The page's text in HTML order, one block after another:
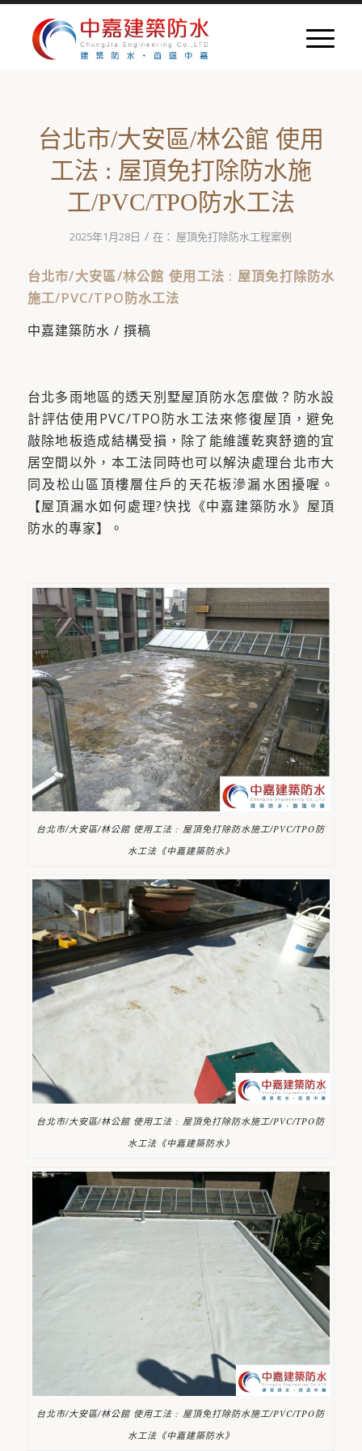
台北市/大安區/林公館 使用
工法 : 屋頂免打除防水施
工/PVC/TPO防水工法
2025年1月28日 / 在： 屋頂免打除防水工程案例
台北市/大安區/林公館 使用工法 : 屋頂免打除防水
施工/PVC/TPO防水工法
中嘉建築防水 / 撰稿
台北多雨地區的透天別墅屋頂防水怎麼做？防水設
計評估使用PVC/TPO防水工法來修復屋頂，避免
敲除地板造成結構受損，除了能維護乾爽舒適的宜
居空間以外，本工法同時也可以解決處理台北市大
同及松山區頂樓層住戶的天花板滲漏水困擾喔。
【屋頂漏水如何處理?快找《中嘉建築防水》屋頂
防水的專家】。
台北市/大安區/林公館 使用工法 : 屋頂免打除防水施工/PVC/TPO防
水工法《中嘉建築防水》
台北市/大安區/林公館 使用工法 : 屋頂免打除防水施工/PVC/TPO防
水工法《中嘉建築防水》
台北市/大安區/林公館 使用工法 : 屋頂免打除防水施工/PVC/TPO防
水工法《中嘉建築防水》